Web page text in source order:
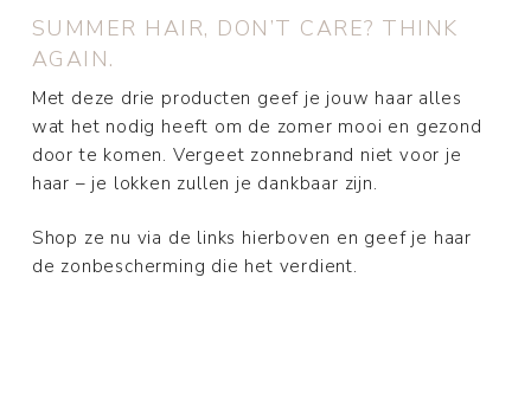
SUMMER HAIR, DON’T CARE? THINK
AGAIN.
Met deze drie producten geef je jouw haar alles
wat het nodig heeft om de zomer mooi en gezond
door te komen. Vergeet zonnebrand niet voor je
haar – je lokken zullen je dankbaar zijn.
Shop ze nu via de links hierboven en geef je haar
de zonbescherming die het verdient.